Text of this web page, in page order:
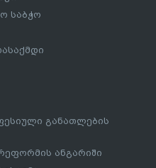
საბჭო
განათლების
ანგარიში